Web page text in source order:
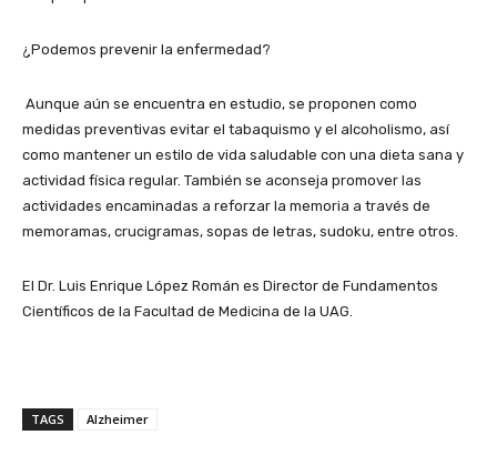
¿Podemos prevenir la enfermedad?
Aunque aún se encuentra en estudio, se proponen como
medidas preventivas evitar el tabaquismo y el alcoholismo, así
como mantener un estilo de vida saludable con una dieta sana y
actividad física regular. También se aconseja promover las
actividades encaminadas a reforzar la memoria a través de
memoramas, crucigramas, sopas de letras, sudoku, entre otros.
El Dr. Luis Enrique López Román es Director de Fundamentos
Científicos de la Facultad de Medicina de la UAG.
TAGS Alzheimer